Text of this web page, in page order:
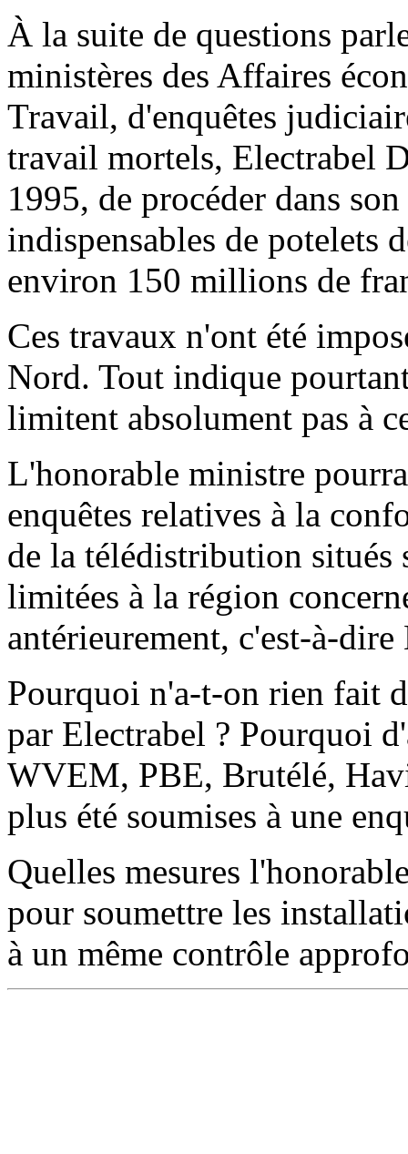
À la suite de questions
ministères des Affaires
Travail, d'enquêtes
travail mortels, Electrabel
1995, de procéder dans
indispensables de potelets
environ 150 millions de
Ces travaux n'ont été
Nord. Tout indique
limitent absolument pas à
L'honorable ministre
enquêtes relatives à la
de la télédistribution situés
limitées à la région
antérieurement, c'est-à-
Pourquoi n'a-t-on rien fait
par Electrabel ? Pourquoi
WVEM, PBE, Brutélé,
plus été soumises à une
Quelles mesures
pour soumettre les
à un même contrôle